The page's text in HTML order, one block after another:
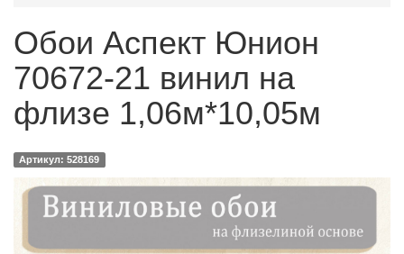
Обои Аспект Юнион
70672-21 винил на
флизе 1,06м*10,05м
Артикул: 528169